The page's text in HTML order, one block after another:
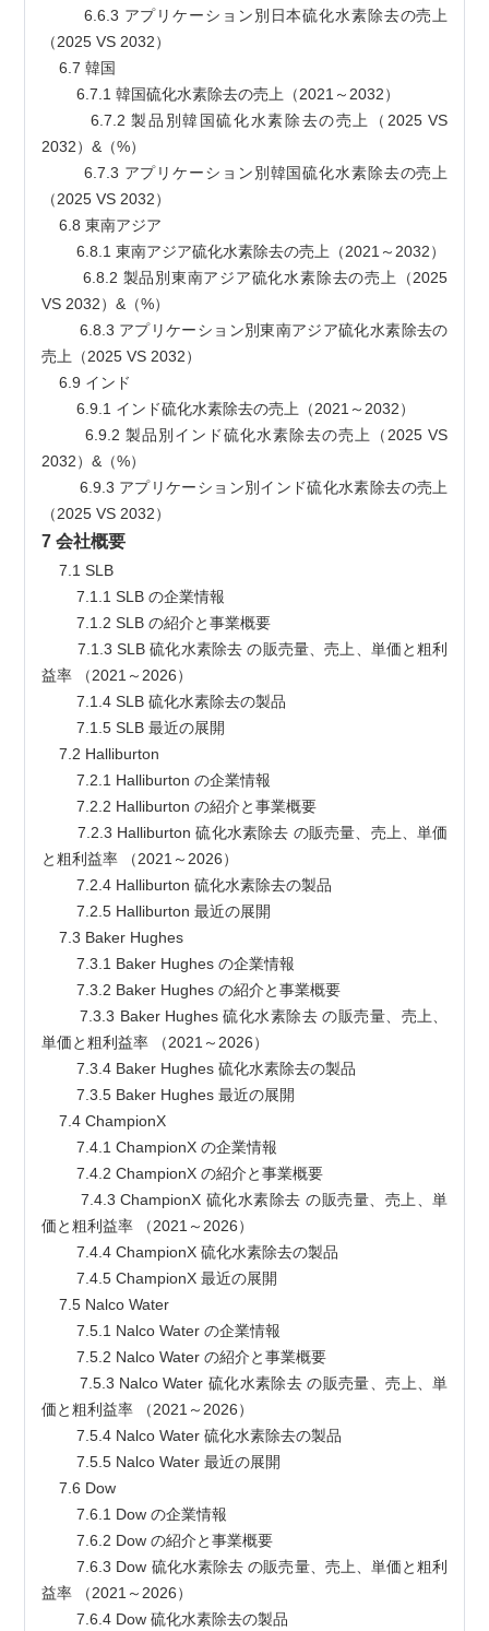
（2025 VS 2032）
    6.7 韓国
        6.7.1 韓国硫化水素除去の売上（2021～2032）
2032）&（%）
（2025 VS 2032）
    6.8 東南アジア
        6.8.1 東南アジア硫化水素除去の売上（2021～2032）
VS 2032）&（%）
売上（2025 VS 2032）
    6.9 インド
        6.9.1 インド硫化水素除去の売上（2021～2032）
2032）&（%）
（2025 VS 2032）
7 会社概要
    7.1 SLB
        7.1.1 SLB の企業情報
        7.1.2 SLB の紹介と事業概要
益率 （2021～2026）
        7.1.4 SLB 硫化水素除去の製品
        7.1.5 SLB 最近の展開
    7.2 Halliburton
        7.2.1 Halliburton の企業情報
        7.2.2 Halliburton の紹介と事業概要
        7.2.3 Halliburton 硫化水素除去 の販売量、売上、単価
と粗利益率 （2021～2026）
        7.2.4 Halliburton 硫化水素除去の製品
        7.2.5 Halliburton 最近の展開
    7.3 Baker Hughes
        7.3.1 Baker Hughes の企業情報
        7.3.2 Baker Hughes の紹介と事業概要
        7.3.3 Baker Hughes 硫化水素除去 の販売量、売上、
単価と粗利益率 （2021～2026）
        7.3.4 Baker Hughes 硫化水素除去の製品
        7.3.5 Baker Hughes 最近の展開
    7.4 ChampionX
        7.4.1 ChampionX の企業情報
        7.4.2 ChampionX の紹介と事業概要
価と粗利益率 （2021～2026）
        7.4.4 ChampionX 硫化水素除去の製品
        7.4.5 ChampionX 最近の展開
    7.5 Nalco Water
        7.5.1 Nalco Water の企業情報
        7.5.2 Nalco Water の紹介と事業概要
価と粗利益率 （2021～2026）
        7.5.4 Nalco Water 硫化水素除去の製品
        7.5.5 Nalco Water 最近の展開
    7.6 Dow
        7.6.1 Dow の企業情報
        7.6.2 Dow の紹介と事業概要
        7.6.3 Dow 硫化水素除去 の販売量、売上、単価と粗利
益率 （2021～2026）
        7.6.4 Dow 硫化水素除去の製品